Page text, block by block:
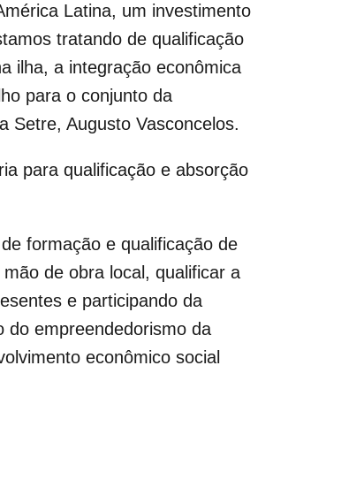
Latina, um investimento
tratando de qualificação
ilha, a integração econômica
para o conjunto da
Setre, Augusto Vasconcelos.
para qualificação e absorção
formação e qualificação de
de obra local, qualificar a
e participando da
do empreendedorismo da
econômico social